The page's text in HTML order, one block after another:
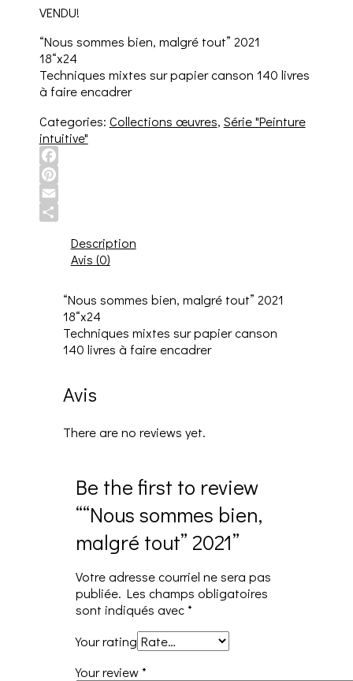
VENDU!
“Nous sommes bien, malgré tout” 2021
18“x24
Techniques mixtes sur papier canson 140 livres
à faire encadrer
Categories: Collections œuvres, Série "Peinture
intuitive"
Facebook
Pinterest
Email
Description
Avis (0)
“Nous sommes bien, malgré tout” 2021
18“x24
Techniques mixtes sur papier canson
140 livres à faire encadrer
Avis
There are no reviews yet.
Be the first to review
““Nous sommes bien,
malgré tout” 2021”
Votre adresse courriel ne sera pas
publiée. Les champs obligatoires
sont indiqués avec*
Your rating
Your review*